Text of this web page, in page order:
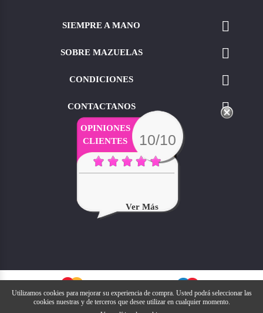
SIEMPRE A MANO 
SOBRE MAZUELAS 
CONDICIONES 
CONTACTANOS 
OPINIONES
CLIENTES
10/10
Ver Más
Utilizamos cookies para mejorar su experiencia de compra. Usted podrá seleccionar las
cookies nuestras y de terceros que desee utilizar en cualquier momento.